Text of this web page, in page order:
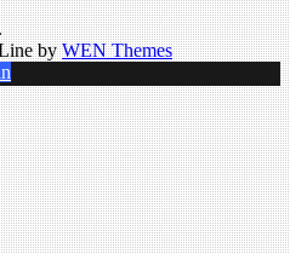
byWEN Themes